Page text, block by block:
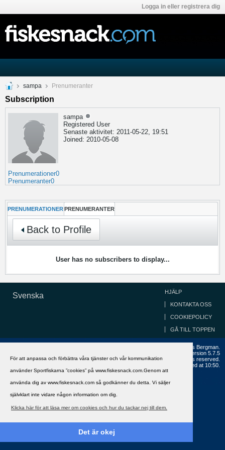
För att anpassa och förbättra våra tjänster och vår kommunikation
använder Sportfiskarna ”cookies” på www.fiskesnack.com.Genom att
använda dig av www.fiskesnack.com så godkänner du detta. Vi säljer
självklart inte vidare någon information om dig.
Klicka här för att läsa mer om cookies och hur du tackar nej till dem.
Det är okej
Logga in eller registrera dig
sampa Prenumeranter
Subscription
sampa
Registered User
Senaste aktivitet: 2011-05-22, 19:51
Joined: 2010-05-08
Prenumerationer0
Prenumeranter0
PRENUMERATIONER PRENUMERANTER
Back to Profile
User has no subscribers to display...
Svenska HJÄLP
KONTAKTA OSS
COOKIEPOLICY
GÅ TILL TOPPEN
Copyright ©2002 - 2021, FiskeSnack.com. Grundad 2002 av Anders Bergman.
Version 5.7.5
Copyright © 2026 MH Sub I, LLC dba vBulletin. All rights reserved.
All times are GMT+1. This page was generated at 10:50.